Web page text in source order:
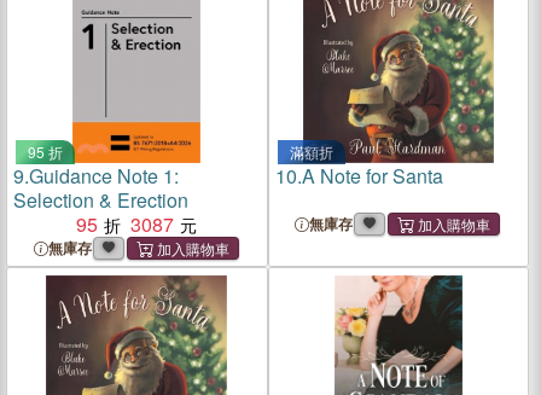
95 折
9.Guidance Note 1:
Selection & Erection
95
3087
無庫存
滿額折
10.A Note for Santa
無庫存